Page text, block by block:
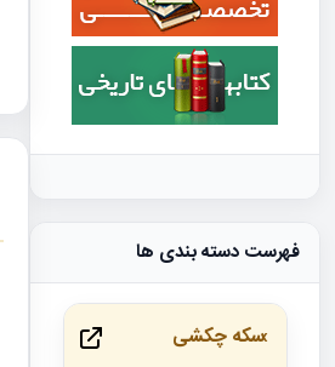
فهرست دسته بندی ها
سکه چکشی